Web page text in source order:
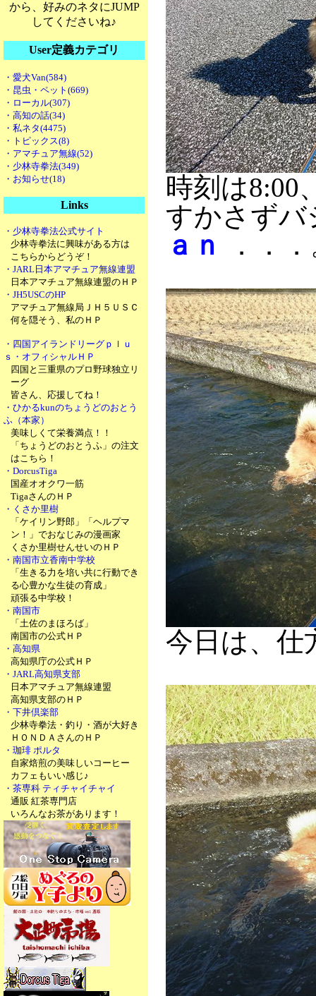
から、好みのネタにJUMP
してくださいね♪
User定義カテゴリ
・愛犬Van(584)
・昆虫・ペット(669)
・ローカル(307)
・高知の話(34)
・私ネタ(4475)
・トピックス(8)
・アマチュア無線(52)
・少林寺拳法(349)
・お知らせ(18)
Links
・少林寺拳法公式サイト
少林寺拳法に興味がある方は
こちらからどうぞ！
・JARL日本アマチュア無線連盟
日本アマチュア無線連盟のＨＰ
・JH5USCのHP
アマチュア無線局ＪＨ５ＵＳＣ
何を隠そう、私のＨＰ
・四国アイランドリーグｐｌｕ
ｓ・オフィシャルＨＰ
四国と三重県のプロ野球独立リ
ーグ
皆さん、応援してね！
・ひかるkunのちょうどのおとう
ふ（本家）
美味しくて栄養満点！！
「ちょうどのおとうふ」の注文
はこちら！
・DorcusTiga
国産オオクワ一筋
TigaさんのＨＰ
・くさか里樹
「ケイリン野郎」「ヘルプマ
ン！」でおなじみの漫画家
くさか里樹せんせいのＨＰ
・南国市立香南中学校
「生きる力を培い共に行動でき
る心豊かな生徒の育成」
頑張る中学校！
・南国市
「土佐のまほろば」
南国市の公式ＨＰ
・高知県
高知県庁の公式ＨＰ
・JARL高知県支部
日本アマチュア無線連盟
高知県支部のＨＰ
・下井倶楽部
少林寺拳法・釣り・酒が大好き
ＨＯＮＤＡさんのＨＰ
・珈琲 ポルタ
自家焙煎の美味しいコーヒー
カフェもいい感じ♪
・茶専科 ティチャイチャイ
通販 紅茶専門店
いろんなお茶があります！
時刻は8:00
すかさず
ａｎ
．．
今日は、仕